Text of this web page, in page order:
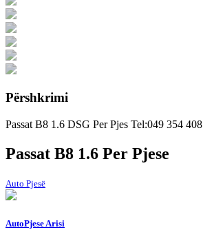
Përshkrimi
Passat B8 1.6 DSG Per Pjes Tel:049 354 408
Passat B8 1.6 Per Pjese
Auto Pjesë
AutoPjese Arisi